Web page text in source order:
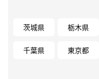
茨城県 栃木県
千葉県 東京都